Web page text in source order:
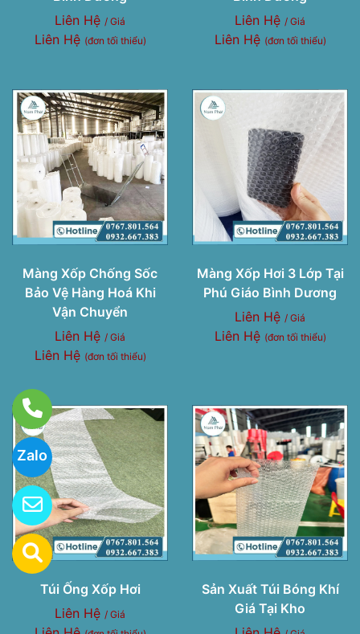
Zalo
Liên Hệ / Giá
Liên Hệ (đơn tối thiểu)
Liên Hệ / Giá
Liên Hệ (đơn tối thiểu)
Màng Xốp Chống Sốc
Bảo Vệ Hàng Hoá Khi
Vận Chuyển
Liên Hệ / Giá
Liên Hệ (đơn tối thiểu)
Màng Xốp Hơi 3 Lớp Tại
Phú Giáo Bình Dương
Liên Hệ / Giá
Liên Hệ (đơn tối thiểu)
Túi Ống Xốp Hơi
Liên Hệ / Giá
Sản Xuất Túi Bóng Khí
Giá Tại Kho